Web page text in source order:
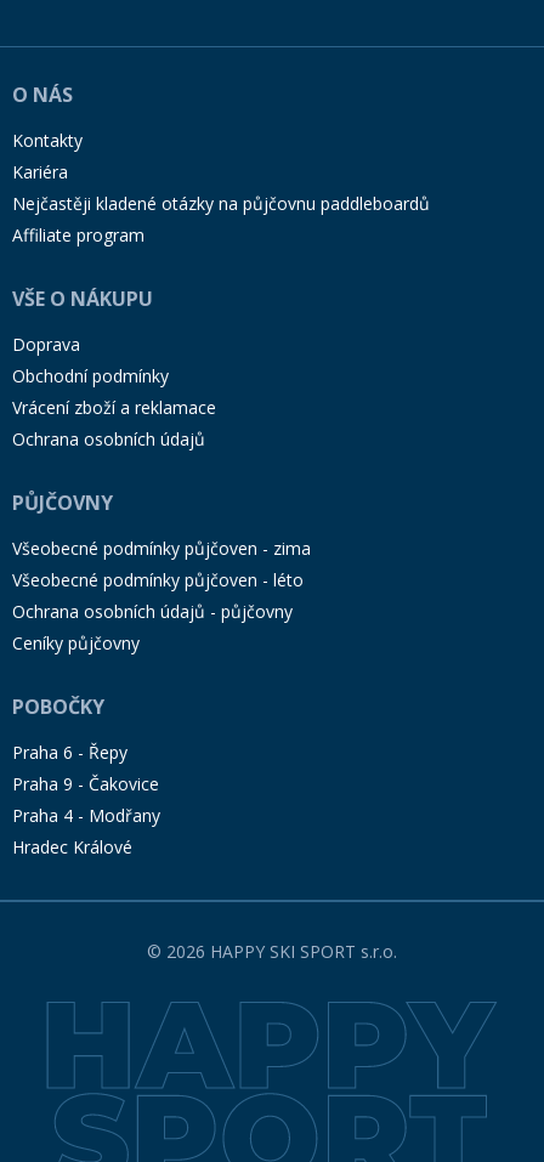
O NÁS
Kontakty
Kariéra
Nejčastěji kladené otázky na půjčovnu paddleboardů
Affiliate program
VŠE O NÁKUPU
Doprava
Obchodní podmínky
Vrácení zboží a reklamace
Ochrana osobních údajů
PŮJČOVNY
Všeobecné podmínky půjčoven - zima
Všeobecné podmínky půjčoven - léto
Ochrana osobních údajů - půjčovny
Ceníky půjčovny
POBOČKY
Praha 6 - Řepy
Praha 9 - Čakovice
Praha 4 - Modřany
Hradec Králové
© 2026 HAPPY SKI SPORT s.r.o.